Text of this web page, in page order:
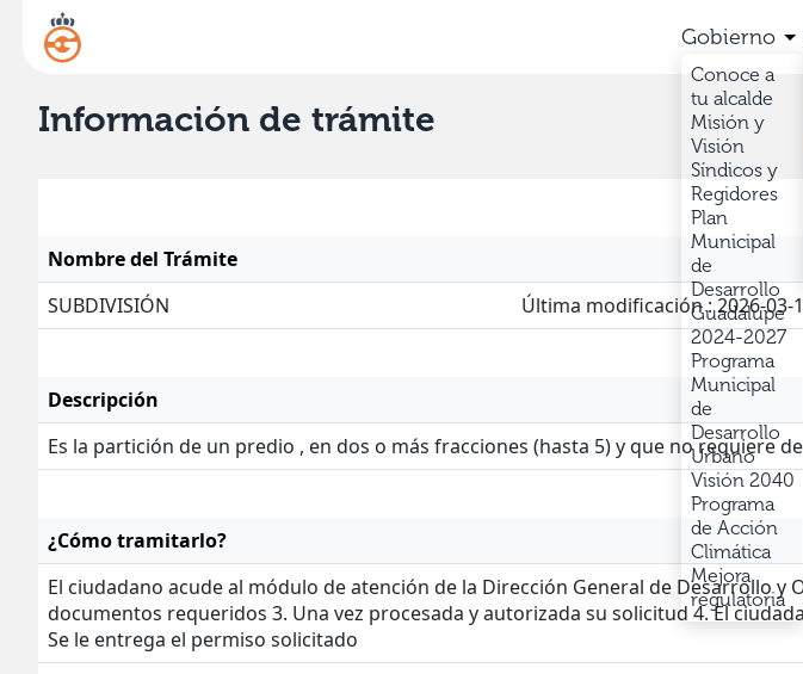
Gobierno
Conoce a
tu alcalde
Misión y
Visión
Síndicos y
Regidores
Plan
Municipal
de
Desarrollo
Guadalupe
2024-2027
Programa
Municipal
de
Desarrollo
Urbano
Visión 2040
Programa
de Acción
Climática
Mejora
regulatoria
Información de trámite